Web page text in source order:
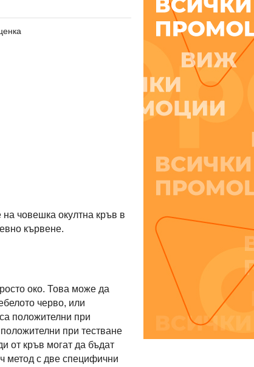
на човешка окултна кръв в
кървене.
око. Това може да
черво, или
положителни при
при тестване
от кръв могат да бъдат
метод с две специфични